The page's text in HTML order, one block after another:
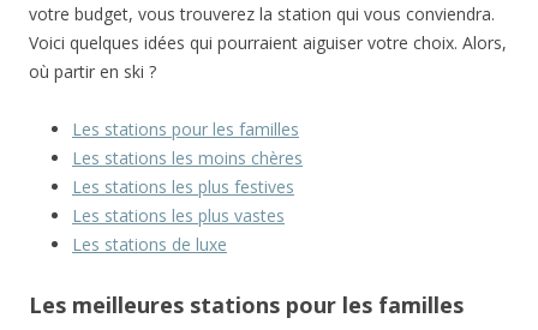
votre budget, vous trouverez la station qui vous conviendra.
Voici quelques idées qui pourraient aiguiser votre choix. Alors,
où partir en ski ?
Les stations pour les familles
Les stations les moins chères
Les stations les plus festives
Les stations les plus vastes
Les stations de luxe
Les meilleures stations pour les familles